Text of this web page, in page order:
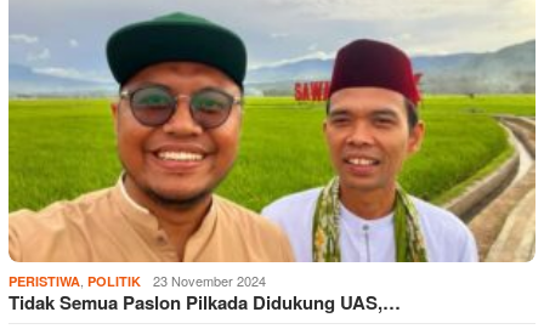
PERISTIWA POLITIK 23 November 2024
Tidak Semua Paslon Pilkada Didukung UAS,…